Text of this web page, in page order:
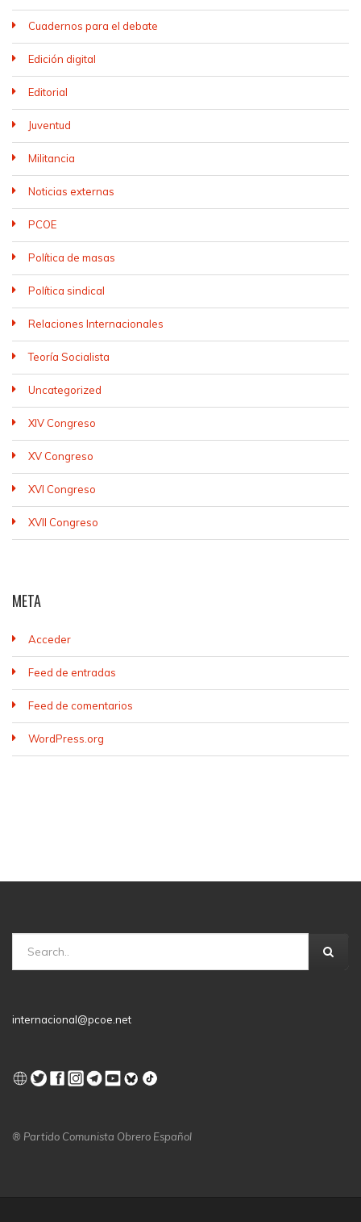
Cuadernos para el debate
Edición digital
Editorial
Juventud
Militancia
Noticias externas
PCOE
Política de masas
Política sindical
Relaciones Internacionales
Teoría Socialista
Uncategorized
XIV Congreso
XV Congreso
XVI Congreso
XVII Congreso
META
Acceder
Feed de entradas
Feed de comentarios
WordPress.org
internacional@pcoe.net
® Partido Comunista Obrero Español